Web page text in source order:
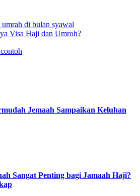
umrah di bulan syawal
Visa Haji dan Umroh?
Jemaah Sampaikan Keluhan
Sangat Penting bagi Jamaah Haji?